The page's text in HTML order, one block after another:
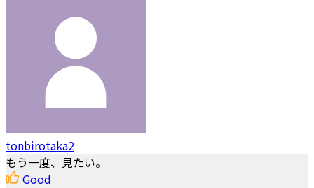
tonbirotaka2
もう一度、見たい。
Good